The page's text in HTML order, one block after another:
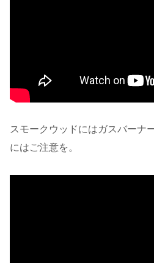
スモークウッドにはガスバーナ
にはご注意を。